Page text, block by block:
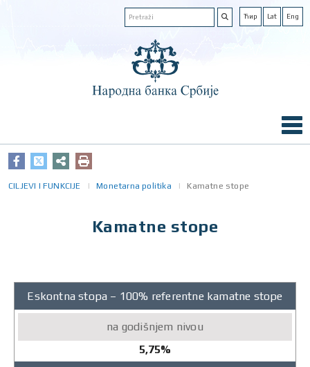
Ћир Lat Eng
CILJEVI I FUNKCIJE Monetarna politika Kamatne stope
Kamatne stope
Kamatna
stopa
godišnjem
nivou
Eskontna stopa – 100% referentne kamatne stope
5,75%